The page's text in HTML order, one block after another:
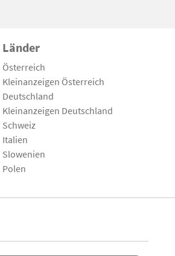
Länder
Österreich
Kleinanzeigen Österreich
Deutschland
Kleinanzeigen Deutschland
Schweiz
Italien
Slowenien
Polen